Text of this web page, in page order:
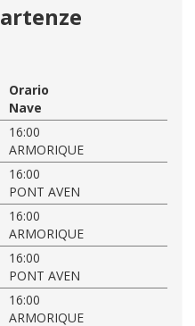
Orario
Nave
16:00
ARMORIQUE
16:00
PONT AVEN
16:00
ARMORIQUE
16:00
PONT AVEN
16:00
ARMORIQUE